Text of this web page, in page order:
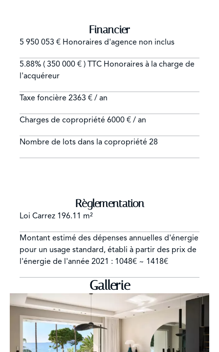
Financier
5 950 053 € Honoraires d'agence non inclus
5.88% ( 350 000 € ) TTC Honoraires à la charge de
l'acquéreur
Taxe foncière 2363 € / an
Charges de copropriété 6000 € / an
Nombre de lots dans la copropriété 28
Règlementation
Loi Carrez 196.11 m²
Montant estimé des dépenses annuelles d'énergie
pour un usage standard, établi à partir des prix de
l'énergie de l'année 2021 : 1048€ ~ 1418€
Gallerie